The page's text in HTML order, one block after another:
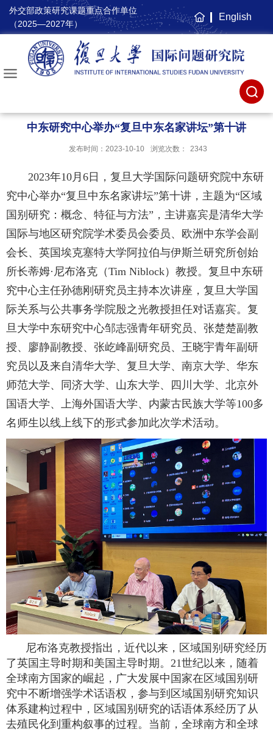
外交部政策研究课题重点合作单位
（2025—2027年）
主
页
English
中东研究中心举办“复旦中东名家讲坛”第十讲
发布时间：2023-10-10 浏览次数： 2343
2023年10 月 6日，复旦大学国际问题研究院中东研
究中心举办“复旦中东名家讲坛”第十讲，主题为“区域
国别研究：概念、特征与方法”，主讲嘉宾是清华大学
国际与地区研究院学术委员会委员、欧洲中东学会副
会长、英国埃克塞特大学阿拉伯与伊斯兰研究所创始
所长蒂姆· 尼布洛克（Tim Niblock）教授。复旦中东研
究中心主任孙德刚研究员主持本次讲座，复旦大学国
际关系与公共事务学院殷之光教授担任对话嘉宾。复
旦大学中东研究中心邹志强青年研究员、张楚楚副教
授、廖静副教授、张屹峰副研究员、王晓宇青年副研
究员以及来自清华大学、复旦大学、南京大学、华东
师范大学、同济大学、山东大学、四川大学、北京外
国语大学、上海外国语大学、内蒙古民族大学等100多
名师生以线上线下的形式参加此次学术活动。
尼布洛克教授指出，近代以来，区域国别研究经历
了英国主导时期和美国主导时期。 21世纪以来，随着
全球南方国家的崛起，广大发展中国家在区域国别研
究中不断增强学术话语权，参与到区域国别研究知识
体系建构过程中，区域国别研究的话语体系经历了从
去殖民化到重构叙事的过程。当前，全球南方和全球